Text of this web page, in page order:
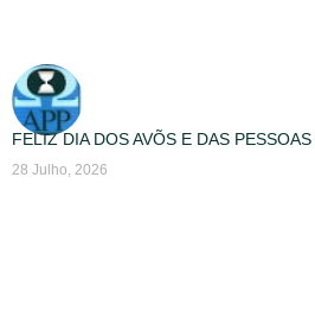
FELIZ DIA DOS AVÕS E DAS
28 Julho, 2026